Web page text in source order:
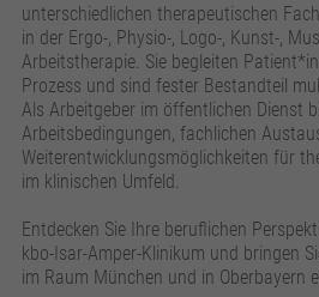
unterschiedlichen therapeutischen
in der Ergo-, Physio-, Logo-, Kunst-,
Arbeitstherapie. Sie begleiten
Prozess und sind fester Bestandteil
Als Arbeitgeber im öffentlichen Dienst
Arbeitsbedingungen, fachlichen
Weiterentwicklungsmöglichkeiten für
im klinischen Umfeld.
Entdecken Sie Ihre beruflichen
kbo-Isar-Amper-Klinikum und bringen
im Raum München und in Oberbayern
Zweck Speichert die
zusätzliche Informationen anzubieten.